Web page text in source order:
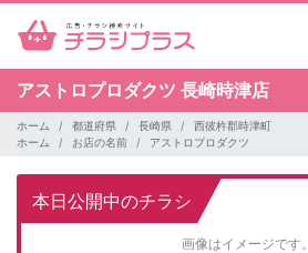
アストロプロダクツ 長崎時津店
ホーム 都道府県 長崎県
西彼杵郡時津町
ホーム
お店の名前 アストロプロダクツ
本日公開中のチラシ
画像はイメージです。